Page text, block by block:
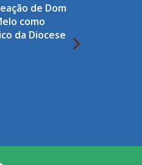
de Dom
como
da Diocese